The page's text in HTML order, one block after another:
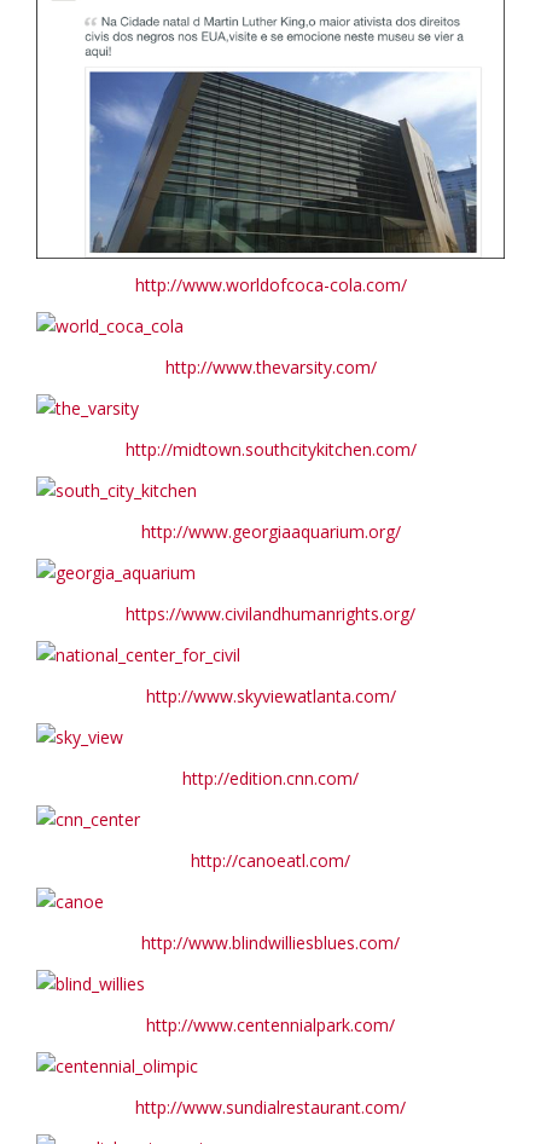
http://www.worldofcoca-cola.com/
http://www.thevarsity.com/
http://midtown.southcitykitchen.com/
http://www.georgiaaquarium.org/
https://www.civilandhumanrights.org/
http://www.skyviewatlanta.com/
http://edition.cnn.com/
http://canoeatl.com/
http://www.blindwilliesblues.com/
http://www.centennialpark.com/
http://www.sundialrestaurant.com/